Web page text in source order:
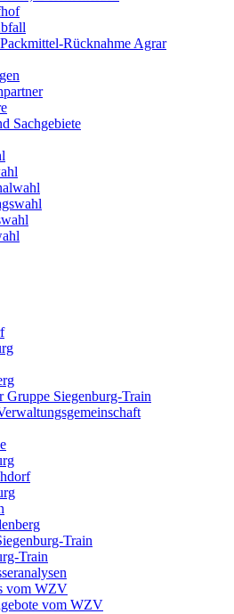
Rücknahme Agrar
Sachgebiete
Gruppe Siegenburg-Train
Train
Train
vom WZV
vom WZV